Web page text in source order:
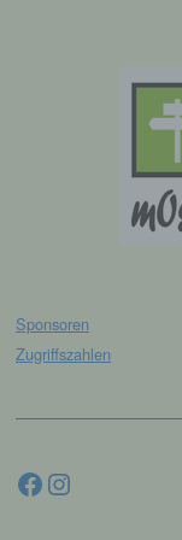
Sponsoren
Zugriffszahlen
Facebook
Dritter
Person,